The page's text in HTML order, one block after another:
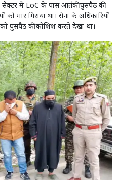
सेक्टर में LoC के पास आतंकी घुसपैठ की
मार गिराया था। सेना के अधिकारियों
घुसपैठ की कोशिश करते देखा था।